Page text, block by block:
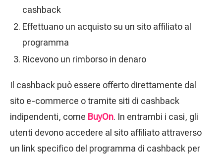
cashback
Effettuano un acquisto su un sito affiliato al
programma
Ricevono un rimborso in denaro
Il cashback può essere offerto direttamente dal
sito e-commerce o tramite siti di cashback
indipendenti, come BuyOn. In entrambi i casi, gli
utenti devono accedere al sito affiliato attraverso
un link specifico del programma di cashback per